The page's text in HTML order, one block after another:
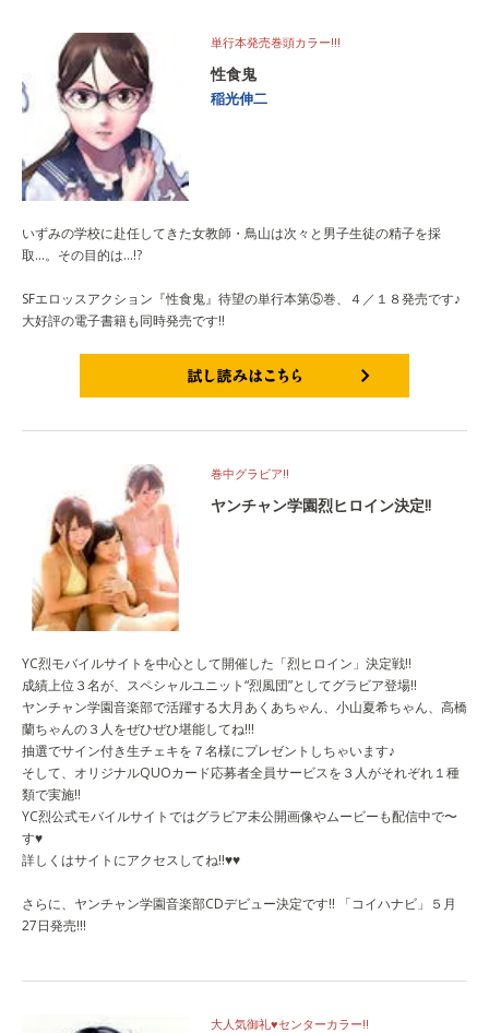
単行本発売巻頭カラー!!!
性食鬼
稲光伸二
いずみの学校に赴任してきた女教師・鳥山は次々と男子生徒の精子を採
取…。その目的は…!?
SFエロッスアクション『性食鬼』待望の単行本第⑤巻、４／１８発売です♪
大好評の電子書籍も同時発売です!!
巻中グラビア!!
ヤンチャン学園烈ヒロイン決定!!
YC烈モバイルサイトを中心として開催した「烈ヒロイン」決定戦!!
成績上位３名が、スペシャルユニット“烈風団”としてグラビア登場!!
ヤンチャン学園音楽部で活躍する大月あくあちゃん、小山夏希ちゃん、高橋
蘭ちゃんの３人をぜひぜひ堪能してね!!!
抽選でサイン付き生チェキを７名様にプレゼントしちゃいます♪
そして、オリジナルQUOカード応募者全員サービスを３人がそれぞれ１種
類で実施!!
YC烈公式モバイルサイトではグラビア未公開画像やムービーも配信中で〜
す♥
詳しくはサイトにアクセスしてね!!♥♥
さらに、ヤンチャン学園音楽部CDデビュー決定です!! 「コイハナビ」５月
27日発売!!!
大人気御礼♥センターカラー!!